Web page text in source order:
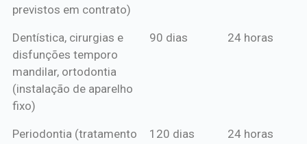
previstos em contrato)
Dentística, cirurgias e
disfunções temporo
mandilar, ortodontia
(instalação de aparelho
fixo)
90 dias 24 horas
Periodontia (tratamento
120 dias 24 horas